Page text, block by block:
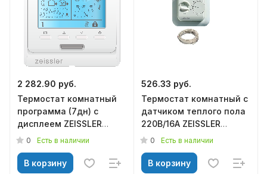
2 282.90 руб.
Термостат комнатный
программа (7дн) с
дисплеем ZEISSLER
M7.713
0 Есть в наличии
В корзину
526.33 руб.
Термостат комнатный с
датчиком теплого пола
220В/16А ZEISSLER
M5.716
0 Есть в наличии
В корзину